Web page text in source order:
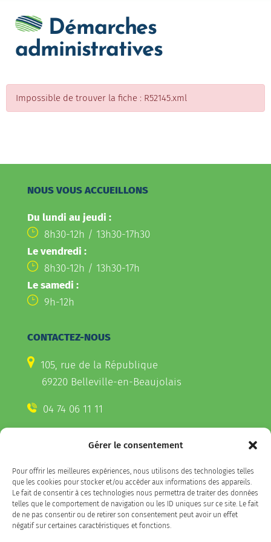
Gérer le consentement
Pour offrir les meilleures expériences, nous utilisons des technologies telles
que les cookies pour stocker et/ou accéder aux informations des appareils.
Le fait de consentir à ces technologies nous permettra de traiter des données
telles que le comportement de navigation ou les ID uniques sur ce site. Le fait
de ne pas consentir ou de retirer son consentement peut avoir un effet
négatif sur certaines caractéristiques et fonctions.
Démarches
administratives
Impossible de trouver la fiche : R52145.xml
NOUS VOUS ACCUEILLONS
Du lundi au jeudi :
8h30-12h / 13h30-17h30
Le vendredi :
8h30-12h / 13h30-17h
Le samedi :
9h-12h
CONTACTEZ-NOUS
105, rue de la République
69220 Belleville-en-Beaujolais
04 74 06 11 11
CONTACTEZ-NOUS
Télécharger l'appli Belleville
sur votre smartphone